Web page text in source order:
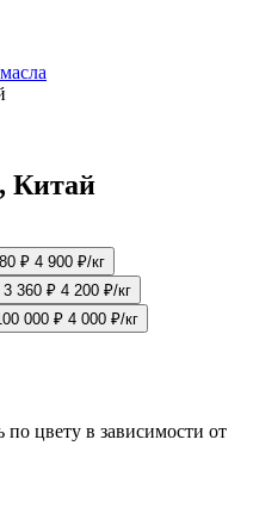
Китай
₽ 4 900 ₽/кг
3 360 ₽ 4 200 ₽/кг
000 ₽ 4 000 ₽/кг
по цвету в зависимости от